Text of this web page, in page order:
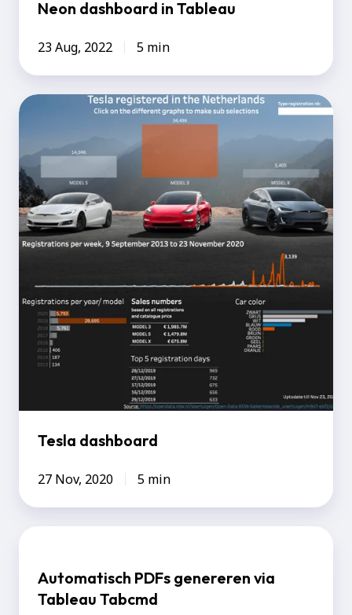
Neon dashboard in Tableau
23 Aug, 2022 5 min
Tesla
Tesla dashboard
27 Nov, 2020 5 min
genereren
Automatisch PDFs genereren via
Tableau Tabcmd